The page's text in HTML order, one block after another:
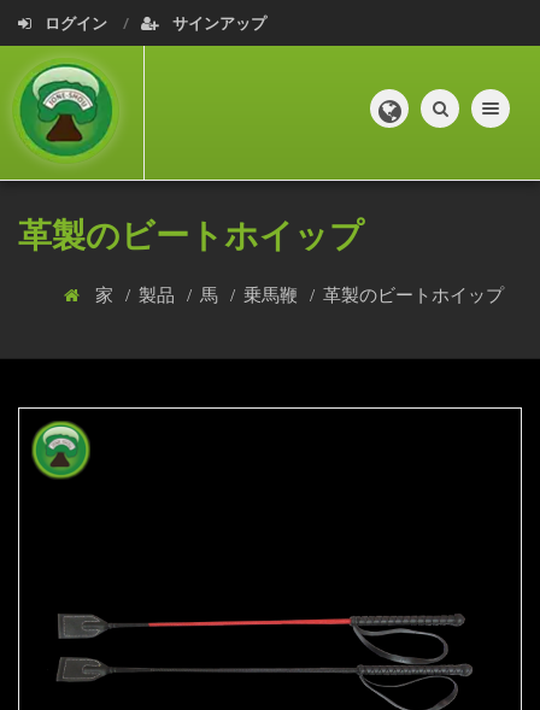
ログイン サインアップ
Toggle
革製のビートホイップ
家 製品 馬 乗馬鞭 革製のビートホイップ